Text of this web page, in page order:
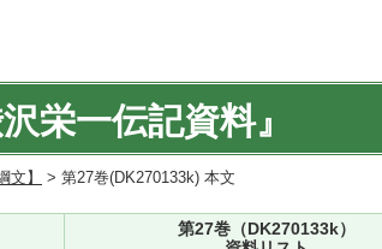
栄一伝記資料』
文】 > 第27巻(DK270133k) 本文
第27巻（DK270133k）